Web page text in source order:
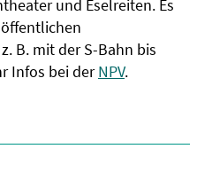
und Eselreiten. Es
B. mit der S-Bahn bis
Infos bei derNPV.